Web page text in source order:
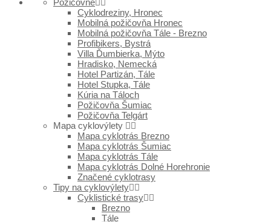
Požičovne
Cyklodreziny, Hronec
Mobilná požičovňa Hronec
Mobilná požičovňa Tále - Brezno
Profibikers, Bystrá
Villa Ďumbierka, Mýto
Hradisko, Nemecká
Hotel Partizán, Tále
Hotel Stupka, Tále
Kúria na Táloch
Požičovňa Šumiac
Požičovňa Telgárt
Mapa cyklovýlety
Mapa cyklotrás Brezno
Mapa cyklotrás Šumiac
Mapa cyklotrás Tále
Mapa cyklotrás Dolné Horehronie
Značené cyklotrasy
Tipy na cyklovýlety
Cyklistické trasy
Brezno
Tále